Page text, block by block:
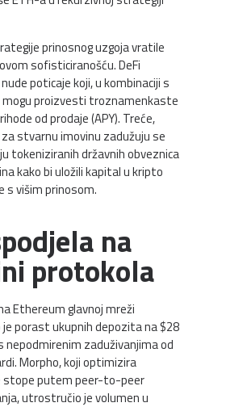
prinosnog uzgoja vratile
sofisticiranošću. DeFi
poticaje koji, u kombinaciji s
mogu proizvesti troznamenkaste
od prodaje (APY). Treće,
stvarnu imovinu zadužuju se
tokeniziranih državnih obveznica
kako bi uložili kapital u kripto
s višim prinosom.
na
protokola
Ethereum glavnoj mreži
je porast ukupnih depozita na $28
nepodmirenim zaduživanjima od
Morpho, koji optimizira
stope putem peer-to-peer
utrostručio je volumen u